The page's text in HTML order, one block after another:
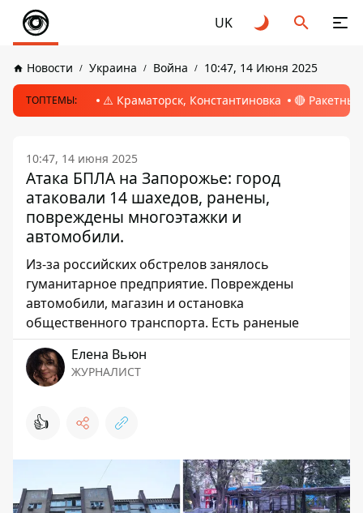
UK
Новости Украина Война 10:47, 14 Июня 2025
ТОПТЕМЫ: ⚠️ Краматорск, Константиновка 🔴
10:47, 14 июня 2025
Атака БПЛА на Запорожье: город
атаковали 14 шахедов, ранены,
повреждены многоэтажки и
автомобили.
Из-за российских обстрелов занялось
гуманитарное предприятие. Повреждены
автомобили, магазин и остановка
общественного транспорта. Есть раненые
Елена Вьюн
ЖУРНАЛИСТ
👍